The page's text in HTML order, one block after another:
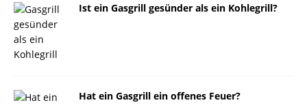
Ist ein Gasgrill gesünder als ein Kohlegrill?
Hat ein Gasgrill ein offenes Feuer?